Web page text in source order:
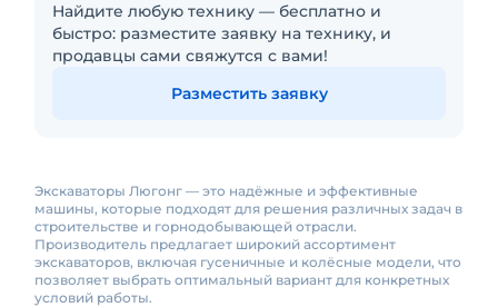
Найдите любую технику — бесплатно и
быстро: разместите заявку на технику, и
продавцы сами свяжутся с вами!
Разместить заявку
Экскаваторы Люгонг — это надёжные и эффективные
машины, которые подходят для решения различных задач в
строительстве и горнодобывающей отрасли.
Производитель предлагает широкий ассортимент
экскаваторов, включая гусеничные и колёсные модели, что
позволяет выбрать оптимальный вариант для конкретных
условий работы.